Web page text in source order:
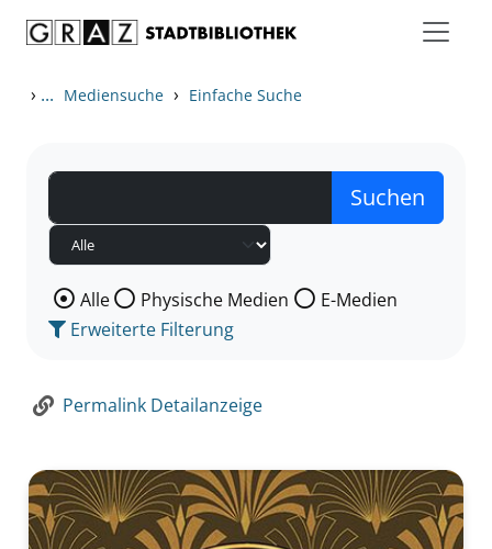
› ... Mediensuche › Einfache Suche
Wählen Sie die Medienart nach der Sie suchen wollen.
Alle Physische Medien
E-Medien
Erweiterte Filterung
Permalink Detailanzeige